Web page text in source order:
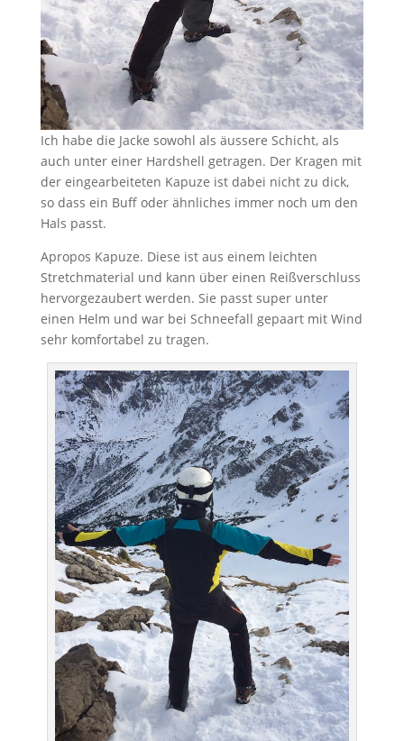
Ich habe die Jacke sowohl als äussere Schicht, als
auch unter einer Hardshell getragen. Der Kragen mit
der eingearbeiteten Kapuze ist dabei nicht zu dick,
so dass ein Buff oder ähnliches immer noch um den
Hals passt.
Apropos Kapuze. Diese ist aus einem leichten
Stretchmaterial und kann über einen Reißverschluss
hervorgezaubert werden. Sie passt super unter
einen Helm und war bei Schneefall gepaart mit Wind
sehr komfortabel zu tragen.